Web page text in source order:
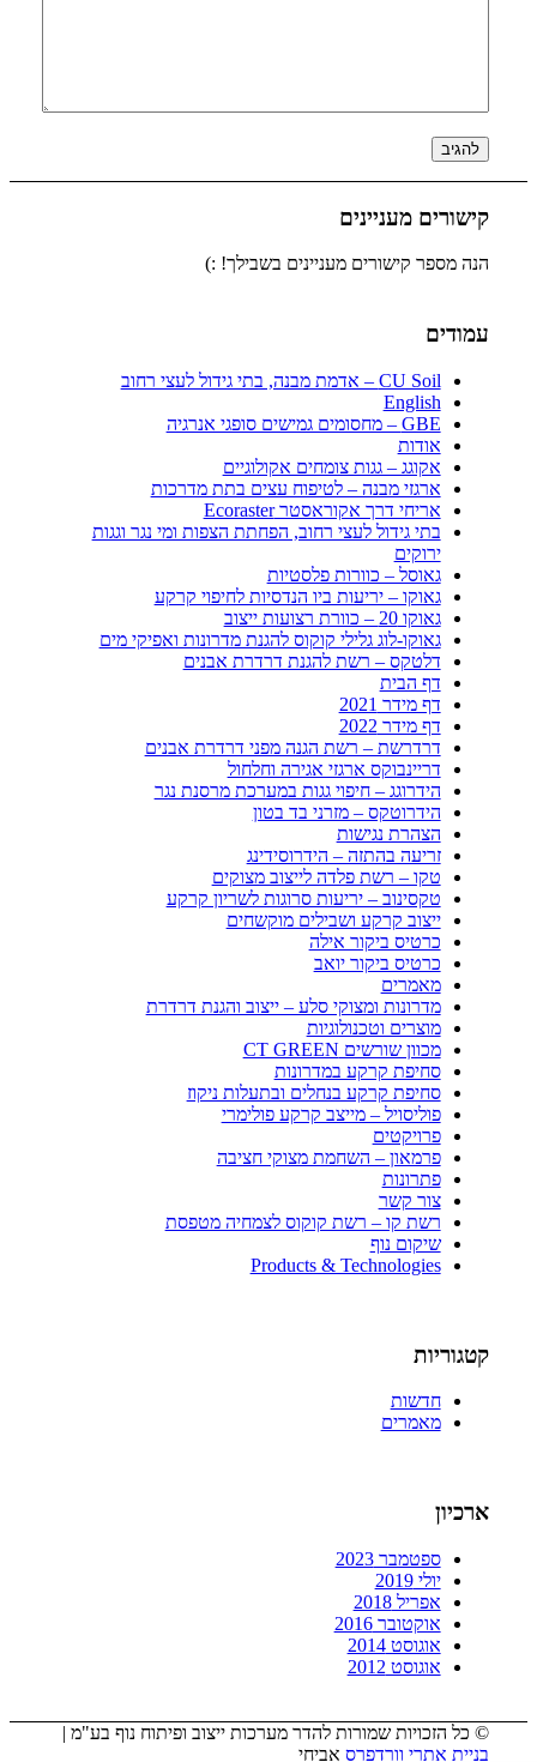
קישורים מעניינים
הנה מספר קישורים מעניינים בשבילך! :)
עמודים
CU Soil – אדמת מבנה, בתי גידול לעצי רחוב
English
GBE – מחסומים גמישים סופגי אנרגיה
אודות
אקוגג – גגות צומחים אקולוגיים
ארגזי מבנה – לטיפוח עצים בתת מדרכות
אריחי דרך אקוראסטר Ecoraster
בתי גידול לעצי רחוב, הפחתת הצפות ומי נגר וגגות
ירוקים
גאוסל – כוורות פלסטיות
גאוקו – יריעות ביו הנדסיות לחיפוי קרקע
גאוקו 20 – כוורת רצועות ייצוב
גאוקו-לוג גלילי קוקוס להגנת מדרונות ואפיקי מים
דלטקס – רשת להגנת דרדרת אבנים
דף הבית
דף מידר 2021
דף מידר 2022
דרדרשת – רשת הגנה מפני דרדרת אבנים
דריינבוקס ארגזי אגירה וחלחול
הידרוגג – חיפוי גגות במערכת מרסנת נגר
הידרוטקס – מזרני בד בטון
הצהרת נגישות
זריעה בהתזה – הידרוסידינג
טקו – רשת פלדה לייצוב מצוקים
טקסינוב – יריעות סרוגות לשריון קרקע
ייצוב קרקע ושבילים מוקשחים
כרטיס ביקור אילה
כרטיס ביקור יואב
מאמרים
מדרונות ומצוקי סלע – ייצוב והגנת דרדרת
מוצרים וטכנולוגיות
מכוון שורשים CT GREEN
סחיפת קרקע במדרונות
סחיפת קרקע בנחלים ובתעלות ניקוז
פוליסויל – מייצב קרקע פולימרי
פרויקטים
פרמאון – השחמת מצוקי חציבה
פתרונות
צור קשר
רשת קו – רשת קוקוס לצמחיה מטפסת
שיקום נוף
Products & Technologies
קטגוריות
חדשות
מאמרים
ארכיון
ספטמבר 2023
יולי 2019
אפריל 2018
אוקטובר 2016
אוגוסט 2014
אוגוסט 2012
© כל הזכויות שמורות להדר מערכות ייצוב ופיתוח נוף בע"מ |
בניית אתרי וורדפרס אביחי